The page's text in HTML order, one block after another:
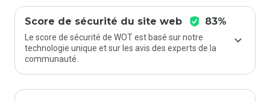
Score de sécurité du site web 83%
Le score de sécurité de WOT est basé sur notre
technologie unique et sur les avis des experts de la
communauté.